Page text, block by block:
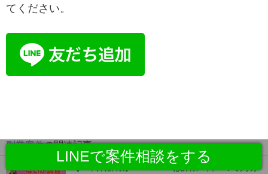
てください。
副業案件の関連記事
LINEで案件相談をする